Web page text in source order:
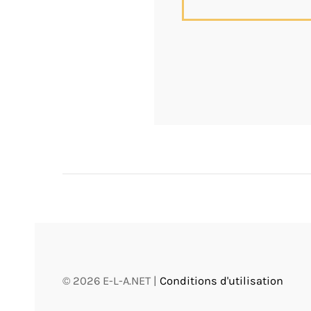
© 2026 E-L-A.NET | Conditions d'utilisation